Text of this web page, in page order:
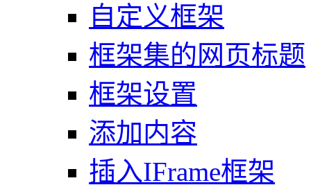
自定义框架
框架集的网页标题
框架设置
添加内容
插入IFrame框架